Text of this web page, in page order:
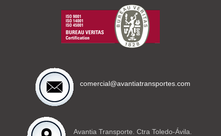
comercial@avantiatransportes.com
Avantia Transporte. Ctra Toledo-Ávila.